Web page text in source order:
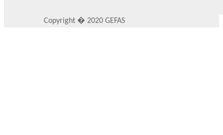
Copyright � 2020 GEFAS